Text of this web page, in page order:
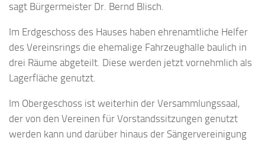
sagt Bürgermeister Dr. Bernd Blisch.
Im Erdgeschoss des Hauses haben ehrenamtliche Helfer
des Vereinsrings die ehemalige Fahrzeughalle baulich in
drei Räume abgeteilt. Diese werden jetzt vornehmlich als
Lagerfläche genutzt.
Im Obergeschoss ist weiterhin der Versammlungssaal,
der von den Vereinen für Vorstandssitzungen genutzt
werden kann und darüber hinaus der Sängervereinigung